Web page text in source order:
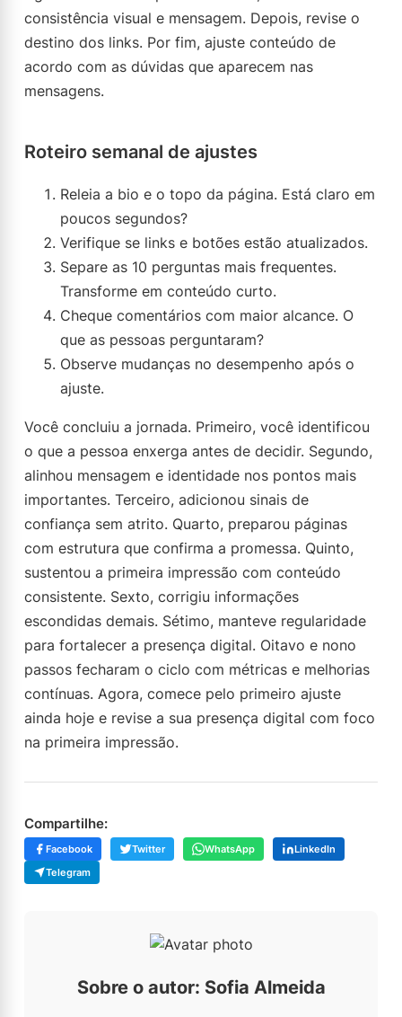
consistência visual e mensagem. Depois, revise o
destino dos links. Por fim, ajuste conteúdo de
acordo com as dúvidas que aparecem nas
mensagens.
Roteiro semanal de ajustes
Releia a bio e o topo da página. Está claro em
poucos segundos?
Verifique se links e botões estão atualizados.
Separe as 10 perguntas mais frequentes.
Transforme em conteúdo curto.
Cheque comentários com maior alcance. O
que as pessoas perguntaram?
Observe mudanças no desempenho após o
ajuste.
Você concluiu a jornada. Primeiro, você identificou
o que a pessoa enxerga antes de decidir. Segundo,
alinhou mensagem e identidade nos pontos mais
importantes. Terceiro, adicionou sinais de
confiança sem atrito. Quarto, preparou páginas
com estrutura que confirma a promessa. Quinto,
sustentou a primeira impressão com conteúdo
consistente. Sexto, corrigiu informações
escondidas demais. Sétimo, manteve regularidade
para fortalecer a presença digital. Oitavo e nono
passos fecharam o ciclo com métricas e melhorias
contínuas. Agora, comece pelo primeiro ajuste
ainda hoje e revise a sua presença digital com foco
na primeira impressão.
Compartilhe:
Facebook Twitter WhatsApp
LinkedIn
Telegram
Sobre o autor: Sofia Almeida